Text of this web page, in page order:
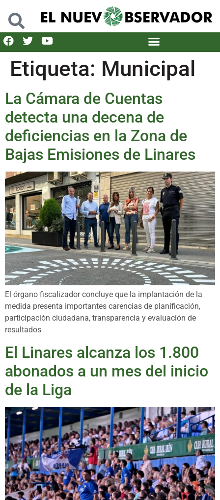
Etiqueta: Municipal
La Cámara de Cuentas
detecta una decena de
deficiencias en la Zona de
Bajas Emisiones de Linares
El órgano fiscalizador concluye que la implantación de la
medida presenta importantes carencias de planificación,
participación ciudadana, transparencia y evaluación de
resultados
El Linares alcanza los 1.800
abonados a un mes del inicio
de la Liga